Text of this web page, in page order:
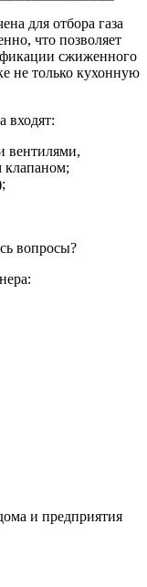
для отбора газа
что позволяет
сжиженного
не только кухонную
входят:
вентилями,
клапаном;
вопросы?
и предприятия